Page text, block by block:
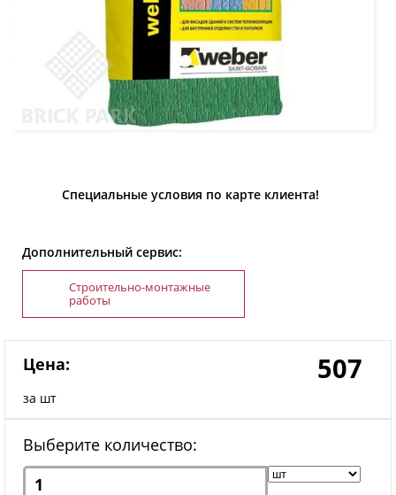
Специальные условия по карте клиента!
Дополнительный сервис:
Строительно-монтажные
работы
Цена:
за шт
507
Выберите количество: